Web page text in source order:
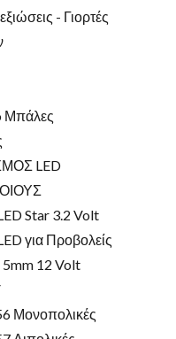
- Γιορτές
Μπάλες
LED
Star 3.2 Volt
για Προβολείς
5mm 12 Volt
Μονοπολικές